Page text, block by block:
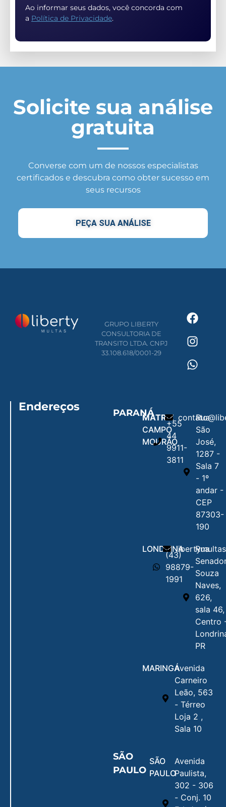
Ao informar seus dados, você concorda com
a Política de Privacidade.
Solicite sua análise
gratuita
Converse com um de nossos especialistas
certificados e descubra como obter sucesso em
seus recursos
PEÇA SUA ANÁLISE
GRUPO LIBERTY
CONSULTORIA DE
TRANSITO LTDA. CNPJ
33.108.618/0001-29
Endereços PARANÁMATRIZ
CAMPO
MOURÃO
+55
44
9911-
3811
Rua
São
José,
1287 -
Sala 7
- 1º
andar -
CEP
87303-
190
LONDRINA
(43)
98879-
1991
Rua
Souza
Naves,
626,
sala 46,
Centro
PR
MARINGÁAvenida
Carneiro
Leão, 563
- Térreo
Loja 2 ,
Sala 10
SÃO
PAULO
SÃO
PAULO
Avenida
Paulista,
302 - 306
- Conj. 10